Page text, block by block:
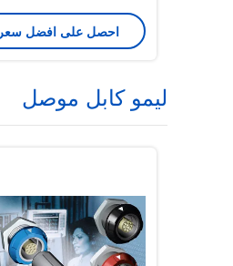
احصل على افضل سعر
ليمو كابل موصل